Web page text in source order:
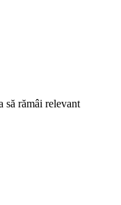
să rămâi relevant